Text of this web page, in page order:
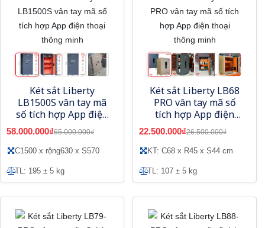
Két sắt Liberty
LB1500S vân tay mã
số tích hợp App điện
thoại thông minh
58.000.000₫65.000.000₫
C1500 x rộng630 x S570
TL: 195 ± 5 kg
Két sắt Liberty LB68
PRO vân tay mã số
tích hợp App điện
thoại thông minh
22.500.000₫26.500.000₫
KT: C68 x R45 x S44 cm
TL: 107 ± 5 kg